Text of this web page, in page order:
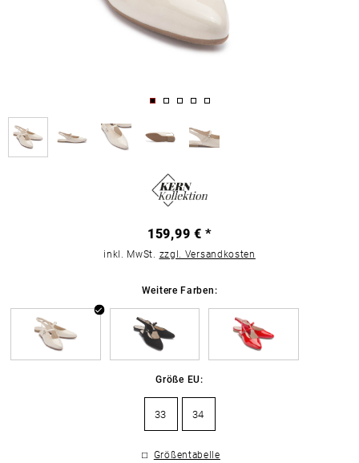
159,99 € *
inkl. MwSt. zzgl. Versandkosten
Weitere Farben:
Größe EU:
33 34
Größentabelle